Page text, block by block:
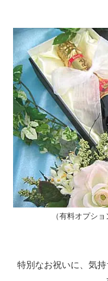
（有料オプシ
特別なお祝いに、気